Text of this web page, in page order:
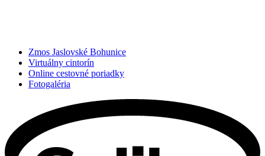
Zmos Jaslovské Bohunice
Virtuálny cintorín
Online cestovné poriadky
Fotogaléria